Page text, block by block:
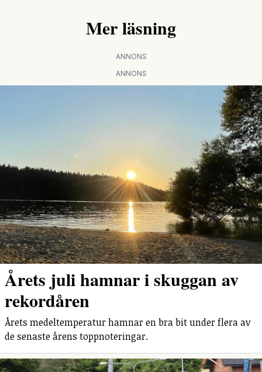
Mer läsning
ANNONS
ANNONS
Årets juli hamnar i skuggan av
rekordåren
Årets medeltemperatur hamnar en bra bit under flera av
de senaste årens toppnoteringar.